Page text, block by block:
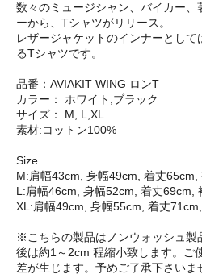
数々のミュージシャン、バイカー
ーから、Tシャツがリリース。
レザージャケットのインナーとし
るTシャツです。
品番：AVIAKIT WING ロンT
カラー： ホワイト,ブラック
サイズ： M, L,XL
素材:コットン100%
Size
M:肩幅43cm, 身幅49cm, 着丈65cm,
L:肩幅46cm, 身幅52cm, 着丈69cm,
XL:肩幅49cm, 身幅55cm, 着丈
※こちらの製品はノンウォッシュ製
後は約1～2cm 程縮小致します。ご
差が生じます。予めご了承下さいま